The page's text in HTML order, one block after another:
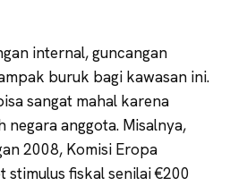
internal, guncangan
buruk bagi kawasan ini.
sangat mahal karena
negara anggota. Misalnya,
2008, Komisi Eropa
stimulus fiskal senilai €200